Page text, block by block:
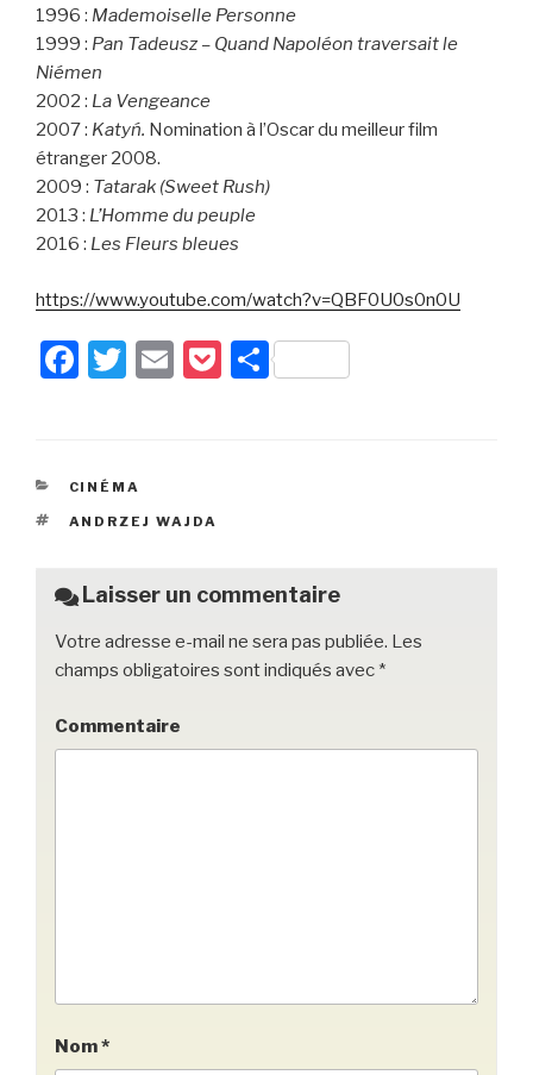
1996 : Mademoiselle Personne
1999 : Pan Tadeusz – Quand Napoléon traversait le
Niémen
2002 : La Vengeance
2007 : Katyń. Nomination à l’Oscar du meilleur film
étranger 2008.
2009 : Tatarak (Sweet Rush)
2013 : L’Homme du peuple
2016 : Les Fleurs bleues
https://www.youtube.com/watch?v=QBF0U0s0n0U
F
e
b
o
k
T
er
E
P P
CATÉGORIES
CINÉMA
ÉTIQUETTES
ANDRZEJ WAJDA
Laisser un commentaire
Votre adresse e-mail ne sera pas publiée. Les
champs obligatoires sont indiqués avec *
Commentaire
Nom*